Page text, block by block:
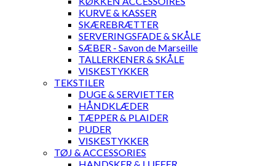
KURVE & KASSER
SKÆREBRÆTTER
SERVERINGSFADE & SKÅLE
SÆBER - Savon de Marseille
TALLERKENER & SKÅLE
VISKESTYKKER
TEKSTILER
DUGE & SERVIETTER
HÅNDKLÆDER
TÆPPER & PLAIDER
PUDER
VISKESTYKKER
TØJ & ACCESSORIES